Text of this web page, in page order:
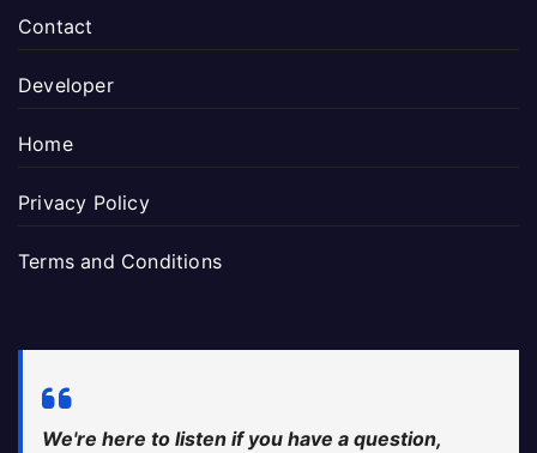
Contact
Developer
Home
Privacy Policy
Terms and Conditions
We're here to listen if you have a question,